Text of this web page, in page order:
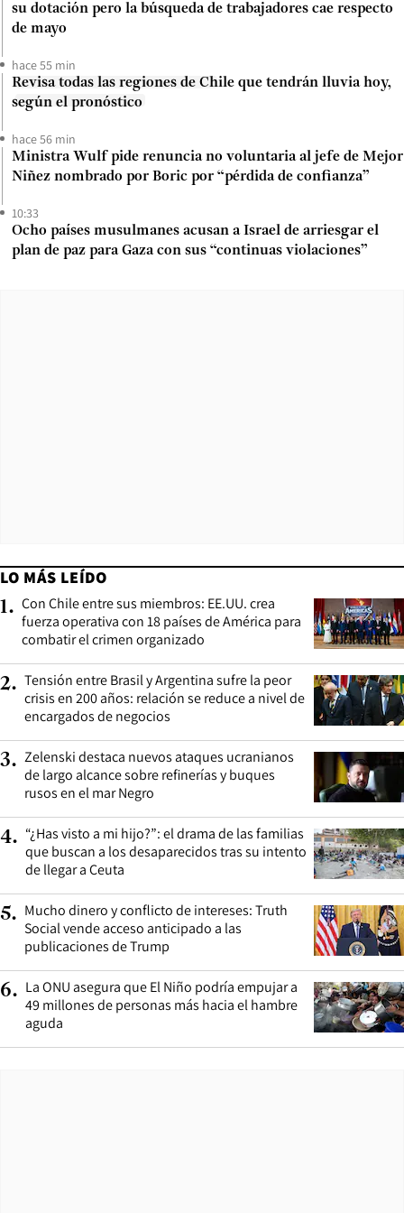
su dotación pero la búsqueda de trabajadores cae respecto
de mayo
hace 55 min
Revisa todas las regiones de Chile que tendrán lluvia hoy,
según el pronóstico
hace 56 min
Ministra Wulf pide renuncia no voluntaria al jefe de Mejor
Niñez nombrado por Boric por “pérdida de confianza”
10:33
Ocho países musulmanes acusan a Israel de arriesgar el
plan de paz para Gaza con sus “continuas violaciones”
LO MÁS LEÍDO
1. Con Chile entre sus miembros: EE.UU. crea
fuerza operativa con 18 países de América para
combatir el crimen organizado
2. Tensión entre Brasil y Argentina sufre la peor
crisis en 200 años: relación se reduce a nivel de
encargados de negocios
3. Zelenski destaca nuevos ataques ucranianos
de largo alcance sobre refinerías y buques
rusos en el mar Negro
4. “¿Has visto a mi hijo?”: el drama de las familias
que buscan a los desaparecidos tras su intento
de llegar a Ceuta
5. Mucho dinero y conflicto de intereses: Truth
Social vende acceso anticipado a las
publicaciones de Trump
6. La ONU asegura que El Niño podría empujar a
49 millones de personas más hacia el hambre
aguda